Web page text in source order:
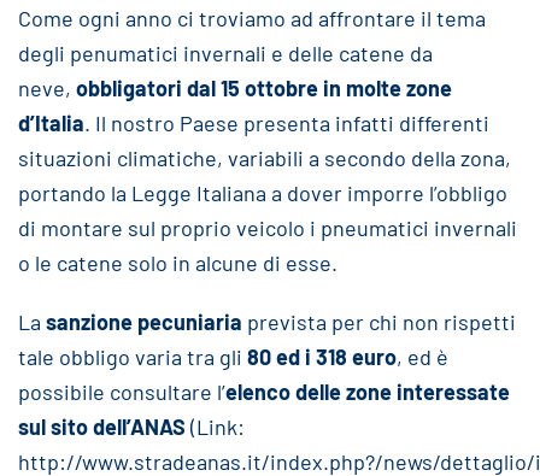
Come ogni anno ci troviamo ad affrontare il tema
degli penumatici invernali e delle catene da
neve, obbligatori dal 15 ottobre in molte zone
d’Italia. Il nostro Paese presenta infatti differenti
situazioni climatiche, variabili a secondo della zona,
portando la Legge Italiana a dover imporre l’obbligo
di montare sul proprio veicolo i pneumatici invernali
o le catene solo in alcune di esse.
La sanzione pecuniaria prevista per chi non rispetti
tale obbligo varia tra gli 80 ed i 318 euro, ed è
possibile consultare l’elenco delle zone interessate
sul sito dell’ANAS (Link:
http://www.stradeanas.it/index.php?/news/dettaglio/